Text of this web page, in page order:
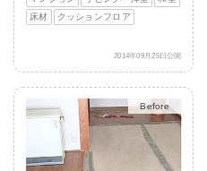
床材
クッションフロア
2014年09月25日公開
After